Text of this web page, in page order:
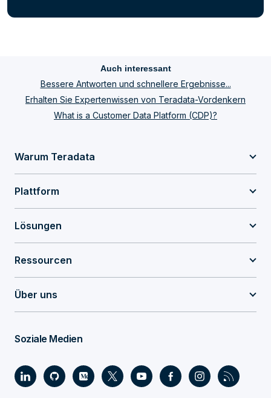
Auch interessant
Bessere Antworten und schnellere Ergebnisse...
Erhalten Sie Expertenwissen von Teradata-Vordenkern
What is a Customer Data Platform (CDP)?
Warum Teradata
Plattform
Lösungen
Ressourcen
Über uns
Soziale Medien